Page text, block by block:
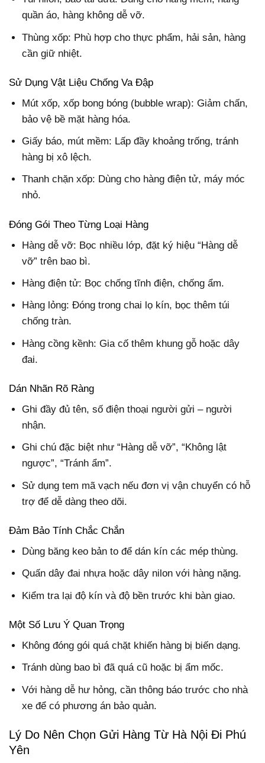
quần áo, hàng không dễ vỡ.
Thùng xốp: Phù hợp cho thực phẩm, hải sản, hàng
cần giữ nhiệt.
Sử Dụng Vật Liệu Chống Va Đập
Mút xốp, xốp bong bóng (bubble wrap): Giảm chấn,
bảo vệ bề mặt hàng hóa.
Giấy báo, mút mềm: Lấp đầy khoảng trống, tránh
hàng bị xô lệch.
Thanh chặn xốp: Dùng cho hàng điện tử, máy móc
nhỏ.
Đóng Gói Theo Từng Loại Hàng
Hàng dễ vỡ: Bọc nhiều lớp, đặt ký hiệu “Hàng dễ
vỡ” trên bao bì.
Hàng điện tử: Bọc chống tĩnh điện, chống ẩm.
Hàng lỏng: Đóng trong chai lọ kín, bọc thêm túi
chống tràn.
Hàng cồng kềnh: Gia cố thêm khung gỗ hoặc dây
đai.
Dán Nhãn Rõ Ràng
Ghi đầy đủ tên, số điện thoại người gửi – người
nhận.
Ghi chú đặc biệt như “Hàng dễ vỡ”, “Không lật
ngược”, “Tránh ẩm”.
Sử dụng tem mã vạch nếu đơn vị vận chuyển có hỗ
trợ để dễ dàng theo dõi.
Đảm Bảo Tính Chắc Chắn
Dùng băng keo bản to để dán kín các mép thùng.
Quấn dây đai nhựa hoặc dây nilon với hàng nặng.
Kiểm tra lại độ kín và độ bền trước khi bàn giao.
Một Số Lưu Ý Quan Trọng
Không đóng gói quá chặt khiến hàng bị biến dạng.
Tránh dùng bao bì đã quá cũ hoặc bị ẩm mốc.
Với hàng dễ hư hỏng, cần thông báo trước cho nhà
xe để có phương án bảo quản.
Lý Do Nên Chọn Gửi Hàng Từ Hà Nội Đi Phú
Yên